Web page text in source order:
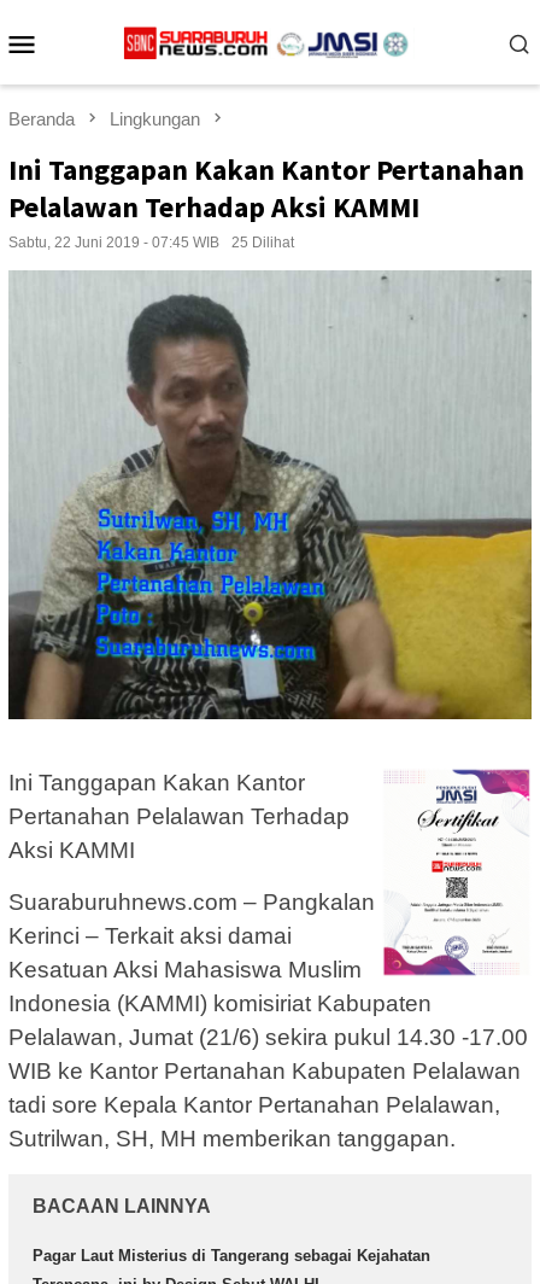
ke
Beranda Lingkungan
Ini Tanggapan Kakan Kantor Pertanahan
Pelalawan Terhadap Aksi KAMMI
Sabtu, 22 Juni 2019 - 07:45 WIB 25 Dilihat
Ini Tanggapan Kakan Kantor
Pertanahan Pelalawan Terhadap
Aksi KAMMI
Suaraburuhnews.com – Pangkalan
Kerinci – Terkait aksi damai
Kesatuan Aksi Mahasiswa Muslim
Indonesia (KAMMI) komisiriat Kabupaten
Pelalawan, Jumat (21/6) sekira pukul 14.30 -17.00
WIB ke Kantor Pertanahan Kabupaten Pelalawan
tadi sore Kepala Kantor Pertanahan Pelalawan,
Sutrilwan, SH, MH memberikan tanggapan.
BACAAN LAINNYA
Pagar Laut Misterius di Tangerang sebagai Kejahatan